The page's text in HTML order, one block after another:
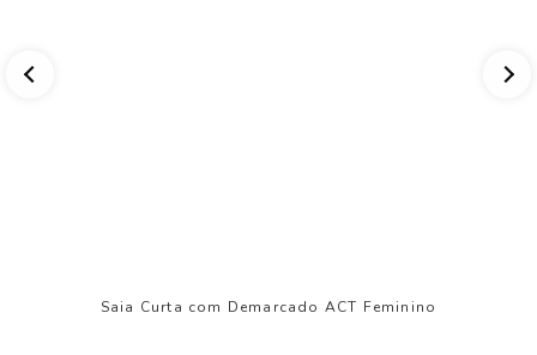
Saia Curta com Demarcado ACT Feminino